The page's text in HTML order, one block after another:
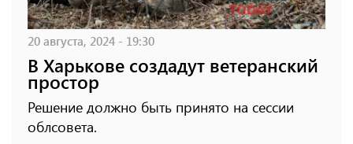
20 августа, 2024 - 19:30
В Харькове создадут ветеранский
простор
Решение должно быть принято на сессии
облсовета.